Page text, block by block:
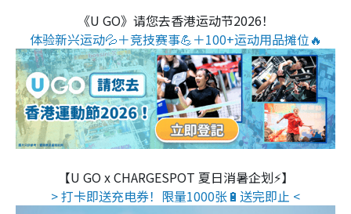
《U GO》请您去香港运动节2026！
体验新兴运动💦＋竞技赛事💪＋100+运动用品摊位🔥
【U GO x CHARGESPOT 夏日消暑企划⚡】
> 打卡即送充电券！限量1000张🔋送完即止 <